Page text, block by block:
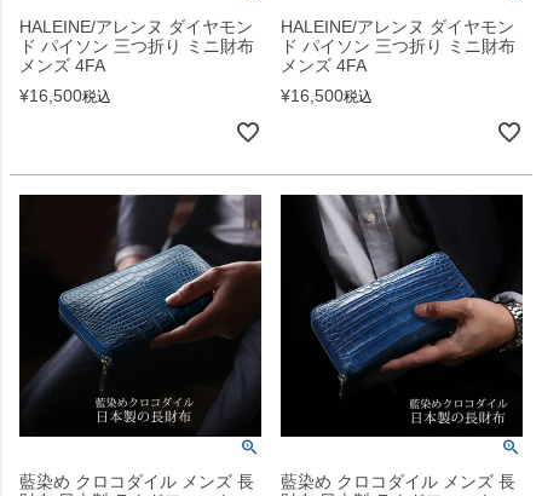
HALEINE/アレンヌ ダイヤモン
ド パイソン 三つ折り ミニ財布
メンズ 4FA
¥16,500税込
HALEINE/アレンヌ ダイヤモン
ド パイソン 三つ折り ミニ財布
メンズ 4FA
¥16,500税込
藍染め クロコダイル メンズ 長
藍染め クロコダイル メンズ 長